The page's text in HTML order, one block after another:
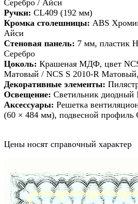
Серебро / Айси
Ручки: CL409 (192 мм)
Кромка столешницы: ABS
Айси
Стеновая панель: 7 мм, пластик
Серебро
Цоколь: Крашеная МДФ, цвет
Матовый / NCS S 2010-R
Декоративные элементы:
Освещение: Светильник
Аксессуары: Решетка
(60 × 484 мм), подвесной профиль
Цены носят справочный характер